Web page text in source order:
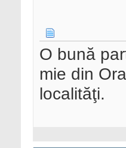
O bună
mie din
localităţi.